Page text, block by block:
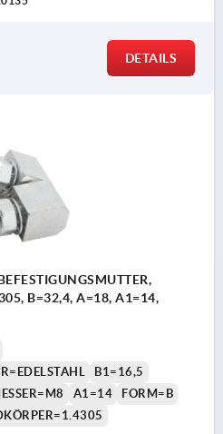
DETAILS
B=32,4, A=18, A1=14,
B1=16,5
A1=14
FORM=B